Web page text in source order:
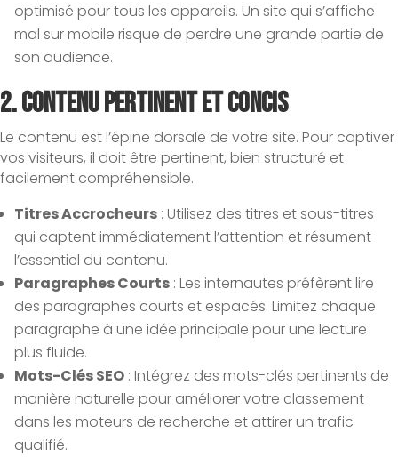
optimisé pour tous les appareils. Un site qui s’affiche
mal sur mobile risque de perdre une grande partie de
son audience.
2.Contenu Pertinent et Concis
Le contenu est l’épine dorsale de votre site. Pour captiver
vos visiteurs, il doit être pertinent, bien structuré et
facilement compréhensible.
Titres Accrocheurs : Utilisez des titres et sous-titres
qui captent immédiatement l’attention et résument
l’essentiel du contenu.
Paragraphes Courts : Les internautes préfèrent lire
des paragraphes courts et espacés. Limitez chaque
paragraphe à une idée principale pour une lecture
plus fluide.
Mots-Clés SEO : Intégrez des mots-clés pertinents de
manière naturelle pour améliorer votre classement
dans les moteurs de recherche et attirer un trafic
qualifié.